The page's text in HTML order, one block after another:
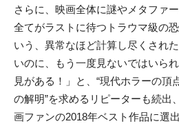
さらに、映画全体に謎やメタファ
全てがラストに待つトラウマ級の
いう、異常なほど計算し尽くされ
いのに、もう一度見ないではいら
見がある！」と、“現代ホラーの頂
の解明”を求めるリピーターも続出
画ファンの2018年ベスト作品に選